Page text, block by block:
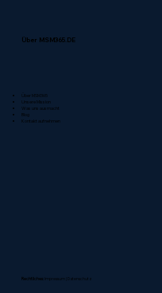
Über MSM365.DE
Über MSM365
Unsere Mission
Was uns ausmacht
Blog
Kontakt aufnehmen
Rechtliches: Impressum |Datenschutz